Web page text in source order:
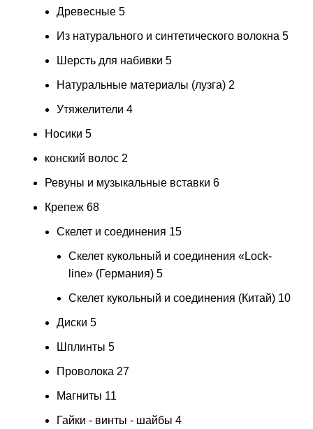
Древесные 5
Из натурального и синтетического волокна 5
Шерсть для набивки 5
Натуральные материалы (лузга) 2
Утяжелители 4
Носики 5
конский волос 2
Ревуны и музыкальные вставки 6
Крепеж 68
Скелет и соединения 15
Скелет кукольный и соединения «Lock-
line» (Германия) 5
Скелет кукольный и соединения (Китай) 10
Диски 5
Шплинты 5
Проволока 27
Магниты 11
Гайки - винты - шайбы 4